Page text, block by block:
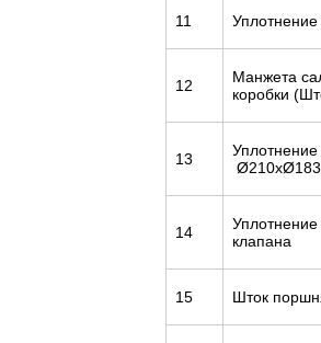
11
12
Манжета
коробки
13
Уплотнение
14
клапана
15 Шток